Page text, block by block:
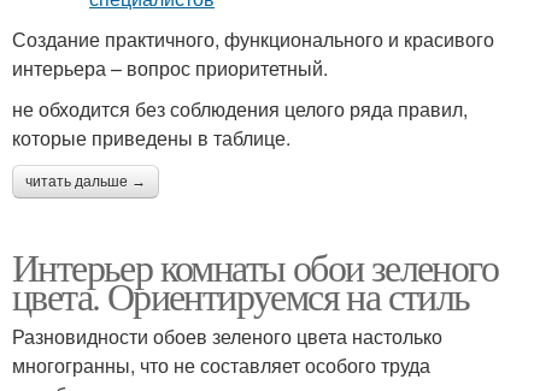
Создание практичного, функционального и красивого
интерьера – вопрос приоритетный.
не обходится без соблюдения целого ряда правил,
которые приведены в таблице.
читать дальше →
Интерьер комнаты обои зеленого
цвета. Ориентируемся на стиль
Разновидности обоев зеленого цвета настолько
многогранны, что не составляет особого труда